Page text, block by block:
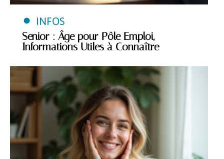
INFOS
Senior : Âge pour Pôle Emploi,
Informations Utiles à Connaître